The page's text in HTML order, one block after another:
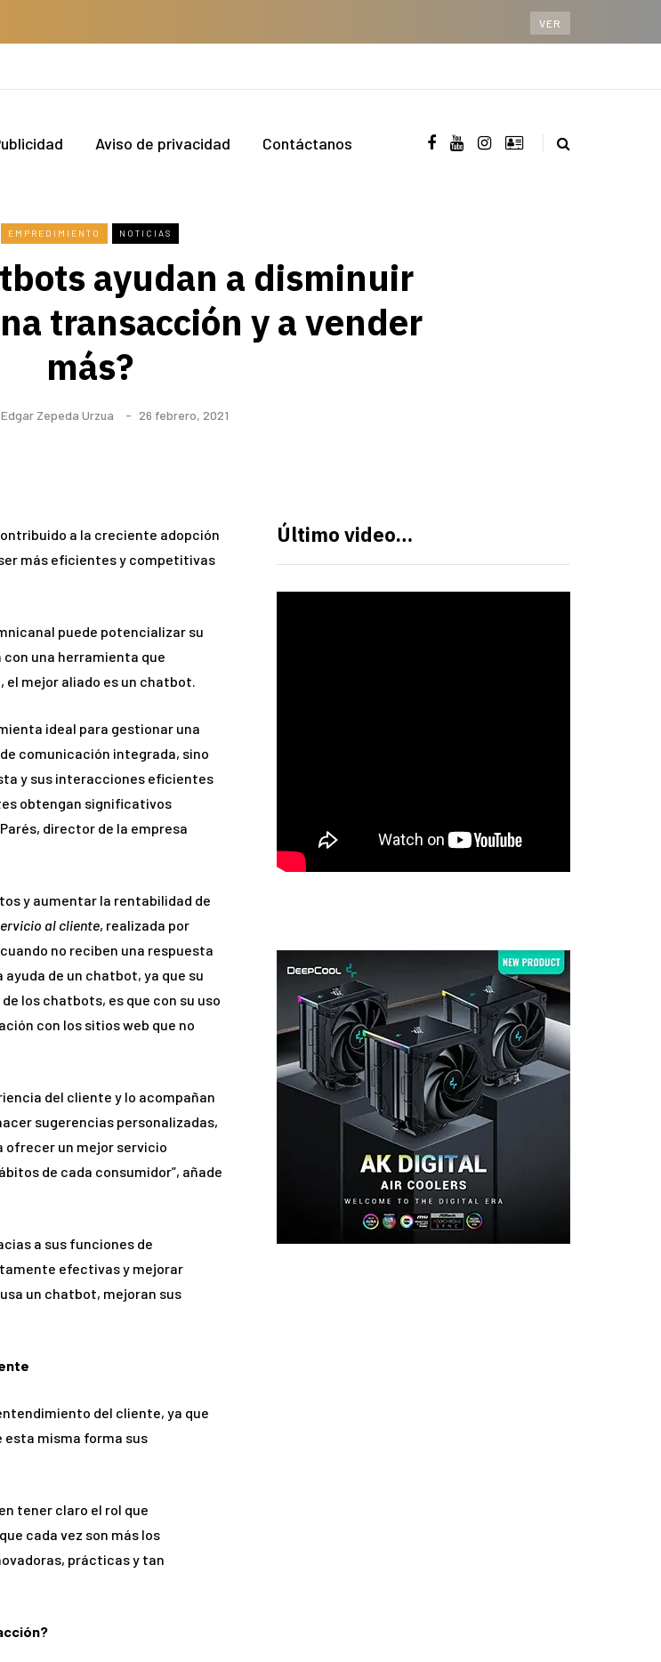
VER
Aviso de privacidad Contáctanos
EMPREDIMIENTO NOTICIAS
ayudan a disminuir
transacción y a vender
más?
Edgar Zepeda Urzua 26 febrero, 2021
a la creciente adopción
más eficientes y competitivas
puede potencializar su
una herramienta que
el mejor aliado es un chatbot.
ideal para gestionar una
comunicación integrada, sino
y sus interacciones eficientes
obtengan significativos
director de la empresa
y aumentar la rentabilidad de
al cliente, realizada por
no reciben una respuesta
de un chatbot, ya que su
los chatbots, es que con su uso
con los sitios web que no
del cliente y lo acompañan
sugerencias personalizadas,
ofrecer un mejor servicio
de cada consumidor”, añade
a sus funciones de
efectivas y mejorar
un chatbot, mejoran sus
del cliente, ya que
esta misma forma sus
tener claro el rol que
cada vez son más los
prácticas y tan
Último video…